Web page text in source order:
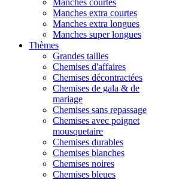
Manches courtes
Manches extra courtes
Manches extra longues
Manches super longues
Thèmes
Grandes tailles
Chemises d'affaires
Chemises décontractées
Chemises de gala & de
mariage
Chemises sans repassage
Chemises avec poignet
mousquetaire
Chemises durables
Chemises blanches
Chemises noires
Chemises bleues